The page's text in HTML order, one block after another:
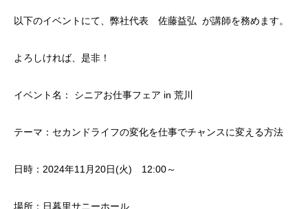
以下のイベントにて、弊社代表 佐藤益弘 が講師を務めます。
よろしければ、是非！
イベント名： シニアお仕事フェア in 荒川
テーマ：セカンドライフの変化を仕事でチャンスに変える方法
日時：2024年11月20日(火) 12:00～
場所：日暮里サニーホール